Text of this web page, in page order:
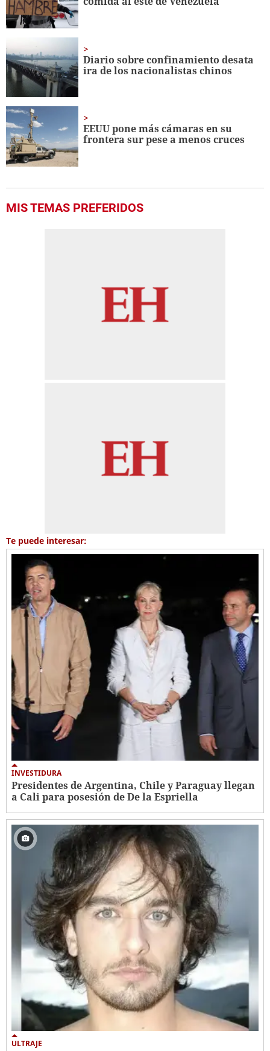
Diario sobre confinamiento desata
ira de los nacionalistas chinos
EEUU pone más cámaras en su
frontera sur pese a menos cruces
MIS TEMAS PREFERIDOS
Te puede interesar:
INVESTIDURA
Presidentes de Argentina, Chile y Paraguay llegan
a Cali para posesión de De la Espriella
ULTRAJE